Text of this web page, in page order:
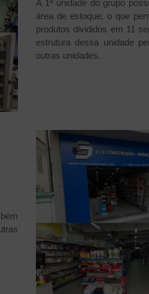
A 1ª unidade do grupo
rea de estoque, o que
produtos divididos em 11
estrutura dessa unidade
outras unidades.